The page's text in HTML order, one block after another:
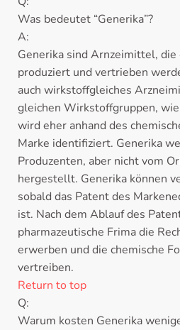
Was bedeutet “Generika”?
A:
Generika sind Arnzeimittel,
produziert und vertrieben
auch wirkstoffgleiches
gleichen Wirkstoffgruppen,
wird eher anhand des
Marke identifiziert. Generika
Produzenten, aber nicht vom
hergestellt. Generika können
sobald das Patent des
ist. Nach dem Ablauf des
pharmazeutische Frima die
erwerben und die chemische
vertreiben.
Return to top
Q:
Warum kosten Generika